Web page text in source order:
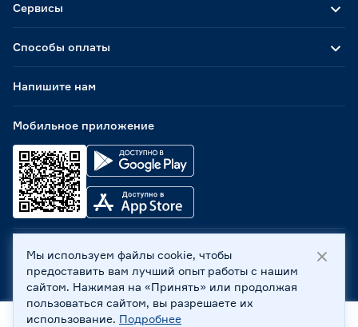
Способы оплаты
Мобильное приложение
Сервисы
Напишите нам
ООО «Бауцентр Рус» 2004 -2026, 236029, г. Калининград,
ул. А.Невского, 205. ИНН 7702596813, КПП 390601001 ©
Все права защищены
Политика обработки персональных данных
Мы используем файлы cookie, чтобы
предоставить вам лучший опыт работы с нашим
сайтом. Нажимая на «Принять» или продолжая
пользоваться сайтом, вы разрешаете их
использование. Подробнее